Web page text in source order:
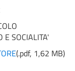
E SOCIALITA'
(.pdf, 1,62 MB)